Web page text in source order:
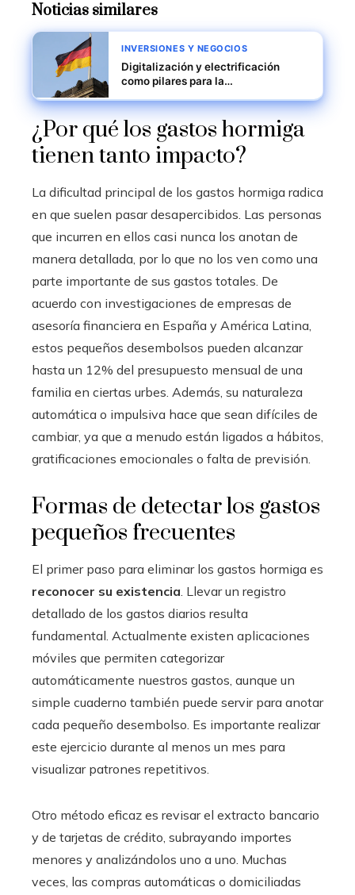
Noticias similares
INVERSIONES Y NEGOCIOS
Digitalización y electrificación
como pilares para la
Alemania
¿Por qué los gastos hormiga
tienen tanto impacto?
La dificultad principal de los gastos hormiga radica
en que suelen pasar desapercibidos. Las personas
que incurren en ellos casi nunca los anotan de
manera detallada, por lo que no los ven como una
parte importante de sus gastos totales. De
acuerdo con investigaciones de empresas de
asesoría financiera en España y América Latina,
estos pequeños desembolsos pueden alcanzar
hasta un 12% del presupuesto mensual de una
familia en ciertas urbes. Además, su naturaleza
automática o impulsiva hace que sean difíciles de
cambiar, ya que a menudo están ligados a hábitos,
gratificaciones emocionales o falta de previsión.
Formas de detectar los gastos
pequeños frecuentes
El primer paso para eliminar los gastos hormiga es
reconocer su existencia. Llevar un registro
detallado de los gastos diarios resulta
fundamental. Actualmente existen aplicaciones
móviles que permiten categorizar
automáticamente nuestros gastos, aunque un
simple cuaderno también puede servir para anotar
cada pequeño desembolso. Es importante realizar
este ejercicio durante al menos un mes para
visualizar patrones repetitivos.
Otro método eficaz es revisar el extracto bancario
y de tarjetas de crédito, subrayando importes
menores y analizándolos uno a uno. Muchas
veces, las compras automáticas o domiciliadas